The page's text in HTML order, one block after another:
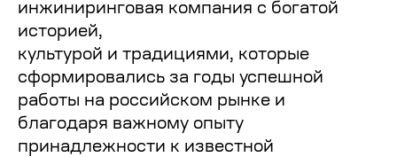
инжиниринговая компания с богатой
историей,
культурой и традициями, которые
сформировались за годы успешной
работы на российском рынке и
благодаря важному опыту
принадлежности к известной